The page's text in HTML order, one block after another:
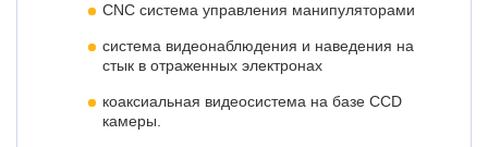
CNC система управления манипуляторами
система видеонаблюдения и наведения на
стык в отраженных электронах
коаксиальная видеосистема на базе CCD
камеры.